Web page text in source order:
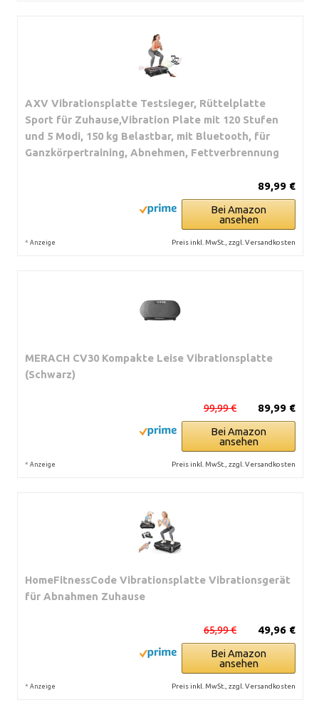
AXV Vibrationsplatte Testsieger, Rüttelplatte
Sport für Zuhause,Vibration Plate mit 120 Stufen
und 5 Modi, 150 kg Belastbar, mit Bluetooth, für
Ganzkörpertraining, Abnehmen, Fettverbrennung
89,99 €
Bei Amazon
ansehen
* Anzeige Preis inkl. MwSt., zzgl. Versandkosten
MERACH CV30 Kompakte Leise Vibrationsplatte
(Schwarz)
89,99 €
99,99 €
Bei Amazon
ansehen
* Anzeige Preis inkl. MwSt., zzgl. Versandkosten
HomeFitnessCode Vibrationsplatte Vibrationsgerät
für Abnahmen Zuhause
49,96 €
65,99 €
Bei Amazon
ansehen
* Anzeige Preis inkl. MwSt., zzgl. Versandkosten